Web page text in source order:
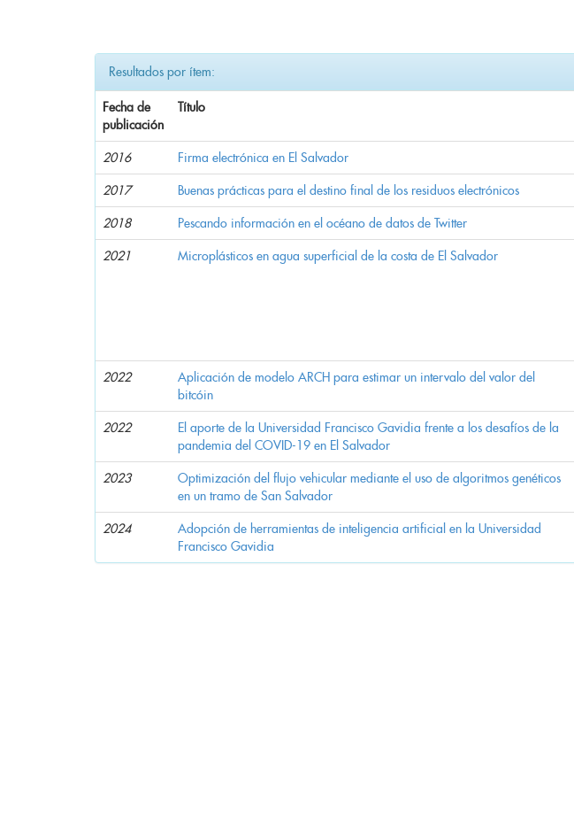
Resultados por ítem:
Fecha de
publicación
Título
2016 Firma electrónica en El Salvador
2017 Buenas prácticas para el destino final de los residuos electrónicos
2018 Pescando información en el océano de datos de Twitter
2021 Microplásticos en agua superficial de la costa de El Salvador
2022
Aplicación de modelo ARCH para estimar un intervalo del valor del
bitcóin
2022
El aporte de la Universidad Francisco Gavidia frente a los desafíos de la
pandemia del COVID-19 en El Salvador
2023
Optimización del flujo vehicular mediante el uso de algoritmos genéticos
en un tramo de San Salvador
2024
Adopción de herramientas de inteligencia artificial en la Universidad
Francisco Gavidia